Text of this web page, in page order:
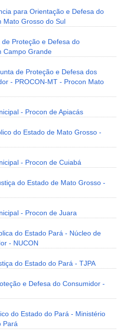
para Orientação e Defesa do
Mato Grosso do Sul
Proteção e Defesa do
Campo Grande
de Proteção e Defesa dos
- PROCON-MT - Procon Mato
- Procon de Apiacás
do Estado de Mato Grosso -
- Procon de Cuiabá
do Estado de Mato Grosso -
- Procon de Juara
do Estado Pará - Núcleo de
- NUCON
do Estado do Pará - TJPA
e Defesa do Consumidor -
do Estado do Pará - Ministério
Pará